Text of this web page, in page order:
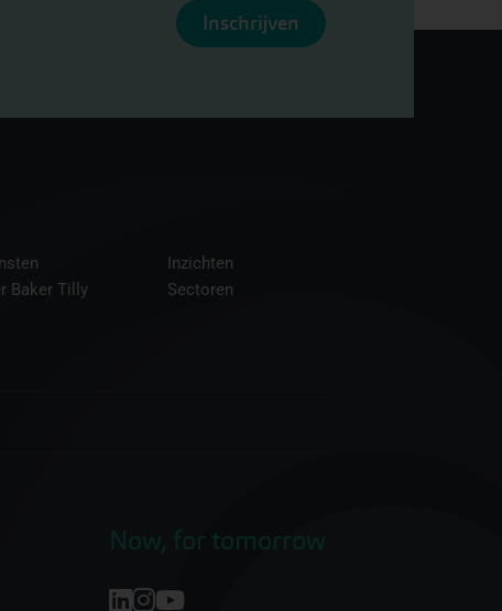
Inschrijven
Baker Tilly
Inzichten
Sectoren
Now, for tomorrow